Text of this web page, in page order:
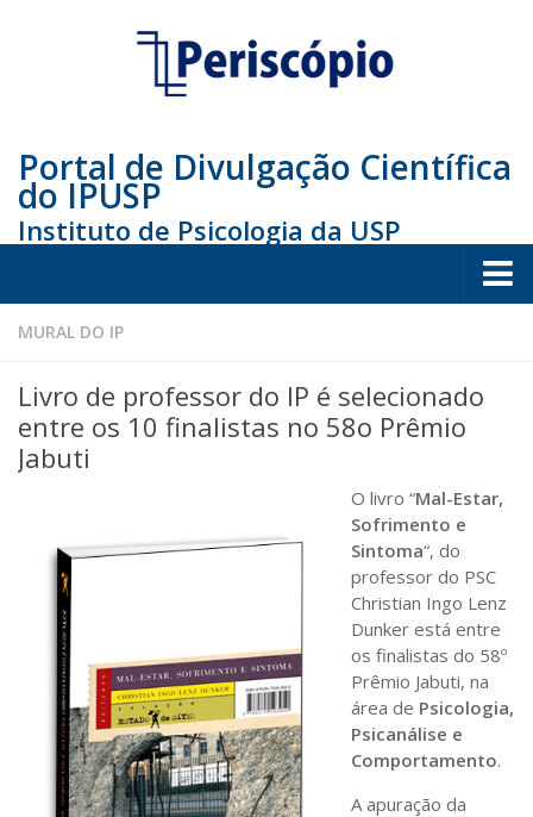
Portal de Divulgação Científica
do IPUSP
Instituto de Psicologia da USP
Home
Educação
Arte e Cultura
Saúde
Seções
Mural do IP
Perfil
Commentor
Lançamento
Psico-HQ
MURAL DO IP
Livro de professor do IP é selecionado
entre os 10 finalistas no 58o Prêmio
Jabuti
O livro “Mal-Estar,
Sofrimento e
Sintoma“, do
professor do PSC
Christian Ingo Lenz
Dunker está entre
os finalistas do 58º
Prêmio Jabuti, na
área de Psicologia,
Psicanálise e
Comportamento.
A apuração da